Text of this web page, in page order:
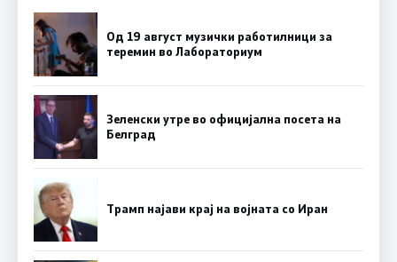
Од 19 август музички работилници за
теремин во Лабораториум
Зеленски утре во официјална посета на
Белград
Трамп најави крај на војната со Иран